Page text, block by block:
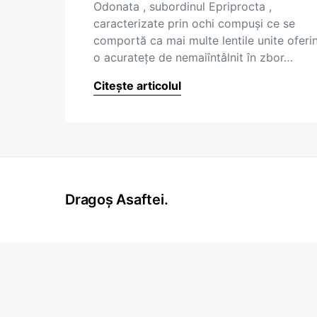
Odonata , subordinul Epriprocta ,
caracterizate prin ochi compuşi ce se
comportă ca mai multe lentile unite
o acurateţe de nemaiîntâlnit în zbor…
Citește articolul
Dragoș Asaftei.